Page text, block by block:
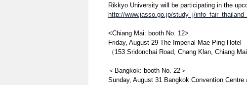
Rikkyo University will be participating in the
http://www.jasso.go.jp/study_j/
<Chiang Mai: booth No. 12>
Friday, August 29 The Imperial Mae Ping Hotel
（153 Sridonchai Road, Chang Klan, Chiang
＜Bangkok: booth No. 22＞
Sunday, August 31 Bangkok Convention Centre